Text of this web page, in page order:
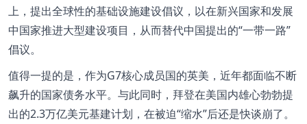
上，提出全球性的基础设施建设倡议，以在新兴国家和发展
中国家推进大型建设项目，从而替代中国提出的“一带一路”
倡议。
值得一提的是，作为G7核心成员国的英美，近年都面临不断
飙升的国家债务水平。与此同时，拜登在美国内雄心勃勃提
出的2.3万亿美元基建计划，在被迫“缩水”后还是快谈崩了。